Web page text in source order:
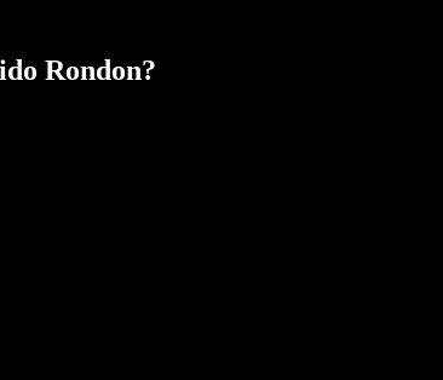
Rondon?